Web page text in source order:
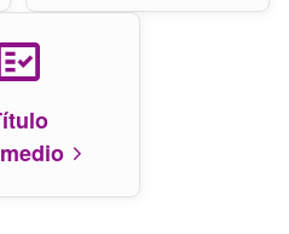
arrow_forward_ios